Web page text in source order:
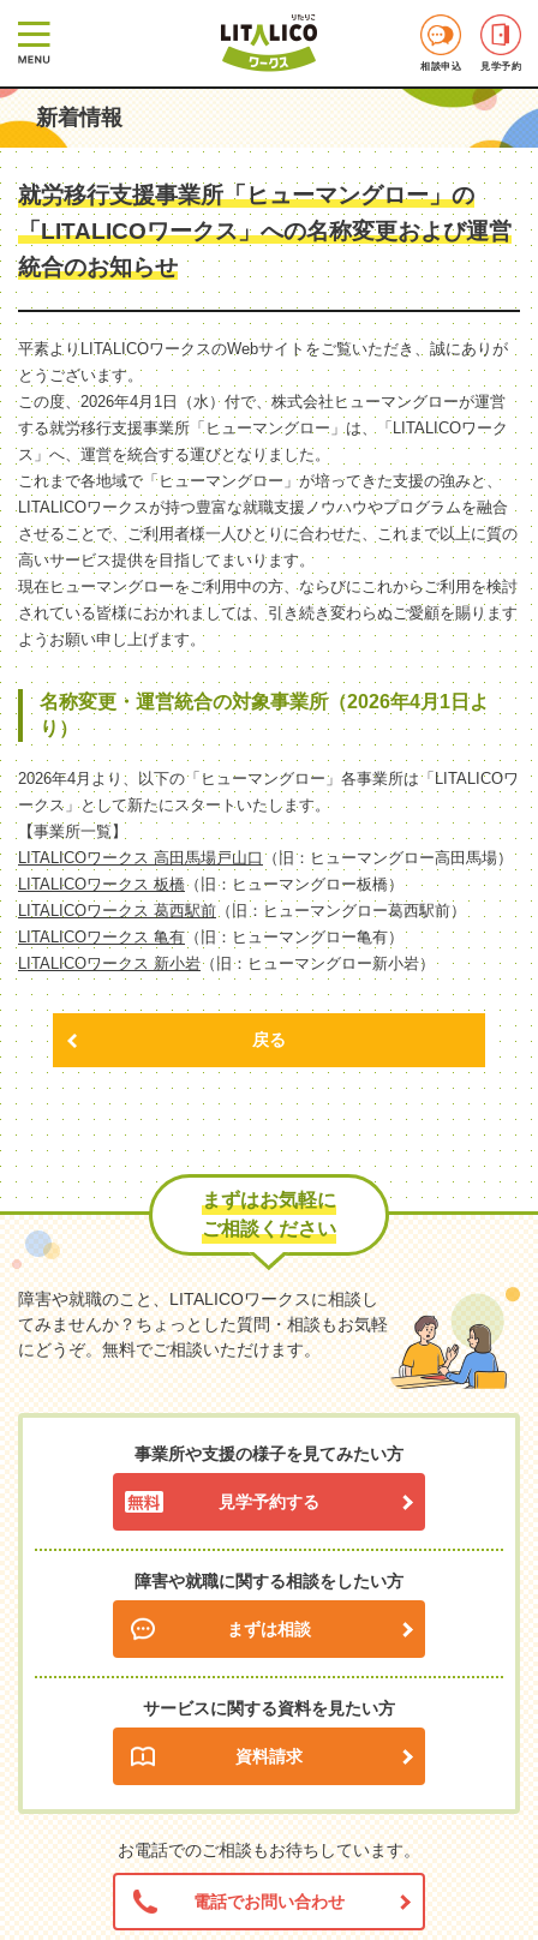
相談申込 見学予約
新着情報
就労移行支援事業所「ヒューマングロー」の
「LITALICOワークス」への名称変更および運営
統合のお知らせ
平素よりLITALICOワークスのWebサイトをご覧いただき、誠にありが
とうございます。
この度、2026年4月1日（水）付で、株式会社ヒューマングローが運営
する就労移行支援事業所「ヒューマングロー」は、「LITALICOワーク
ス」へ、運営を統合する運びとなりました。
これまで各地域で「ヒューマングロー」が培ってきた支援の強みと、
LITALICOワークスが持つ豊富な就職支援ノウハウやプログラムを融合
させることで、ご利用者様一人ひとりに合わせた、これまで以上に質の
高いサービス提供を目指してまいります。
現在ヒューマングローをご利用中の方、ならびにこれからご利用を検討
されている皆様におかれましては、引き続き変わらぬご愛顧を賜ります
ようお願い申し上げます。
名称変更・運営統合の対象事業所（2026年4月1日よ
り）
2026年4月より、以下の「ヒューマングロー」各事業所は「LITALICOワ
ークス」として新たにスタートいたします。
【事業所一覧】
LITALICOワークス 高田馬場戸山口 （旧：ヒューマングロー高田馬場）
LITALICOワークス 板橋（旧：ヒューマングロー板橋）
LITALICOワークス 葛西駅前 （旧：ヒューマングロー葛西駅前）
LITALICOワークス 亀有（旧：ヒューマングロー亀有）
LITALICOワークス 新小岩（旧：ヒューマングロー新小岩）
戻る
まずはお気軽に
ご相談ください
障害や就職のこと、LITALICOワークスに相談し
てみませんか？ちょっとした質問・相談もお気軽
にどうぞ。無料でご相談いただけます。
事業所や支援の様子を見てみたい方
見学予約する
障害や就職に関する相談をしたい方
まずは相談
サービスに関する資料を見たい方
資料請求
お電話でのご相談もお待ちしています。
電話でお問い合わせ